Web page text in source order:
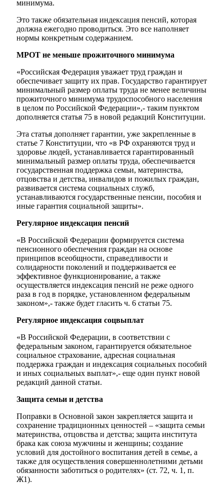
минимума.
Это также обязательная индексация пенсий, которая
должна ежегодно проводиться. Это все наполняет
нормы конкретным содержанием.
МРОТ не меньше прожиточного минимума
«Российская Федерация уважает труд граждан и
обеспечивает защиту их прав. Государство гарантирует
минимальный размер оплаты труда не менее величины
прожиточного минимума трудоспособного населения
в целом по Российской Федерации»,- таким пунктом
дополняется статья 75 в новой редакций Конституции.
Эта статья дополняет гарантии, уже закрепленные в
статье 7 Конституции, что «в РФ охраняются труд и
здоровье людей, устанавливается гарантированный
минимальный размер оплаты труда, обеспечивается
государственная поддержка семьи, материнства,
отцовства и детства, инвалидов и пожилых граждан,
развивается система социальных служб,
устанавливаются государственные пенсии, пособия и
иные гарантия социальной защиты».
Регулярное индексация пенсий
«В Российской Федерации формируется система
пенсионного обеспечения граждан на основе
принципов всеобщности, справедливости и
солидарности поколений и поддерживается ее
эффективное функционирование, а также
осуществляется индексация пенсий не реже одного
раза в год в порядке, установленном федеральным
законом»,- также будет гласить ч. 6 статьи 75.
Регулярное индексация соцвыплат
«В Российской Федерации, в соответствии с
федеральным законом, гарантируется обязательное
социальное страхование, адресная социальная
поддержка граждан и индексация социальных пособий
и иных социальных выплат»,- еще один пункт новой
редакций данной статьи.
Защита семьи и детства
Поправки в Основной закон закрепляется защита и
сохранение традиционных ценностей – «защита семьи
материнства, отцовства и детства; защита института
брака как союза мужчины и женщины; создание
условий для достойного воспитания детей в семье, а
также для осуществления совершеннолетними детьми
обязанности заботиться о родителях» (ст. 72, ч. 1, п.
Ж1).
Мэр